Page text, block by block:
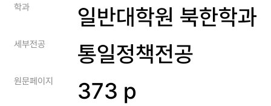
학과 일반대학원 북한학과
세부전공 통일정책전공
원문페이지 373 p